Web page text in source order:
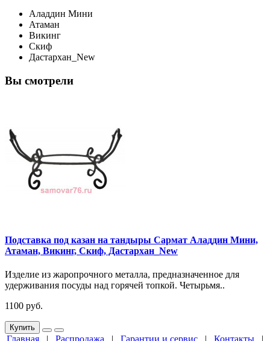
Аладдин Мини
Атаман
Викинг
Скиф
Дастархан_New
Вы смотрели
Подставка под казан на тандыры Сармат Аладдин Мини,
Атаман, Викинг, Скиф, Дастархан_New
Изделие из жаропрочного металла, предназначенное для
удерживания посуды над горячей топкой. Четырьмя..
1100 руб.
Купить
Главная | Распродажа | Гарантии и сервис | Контакты |